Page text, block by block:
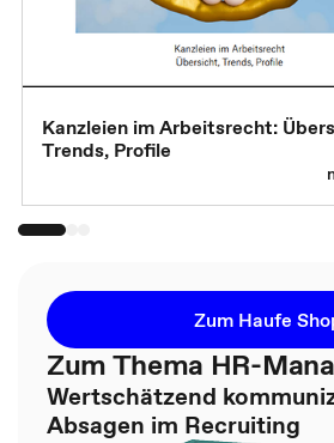
Kanzleien im Arbeitsrecht:
Trends, Profile
Zum Haufe
Zum Thema HR-
Wertschätzend
Absagen im Recruiting